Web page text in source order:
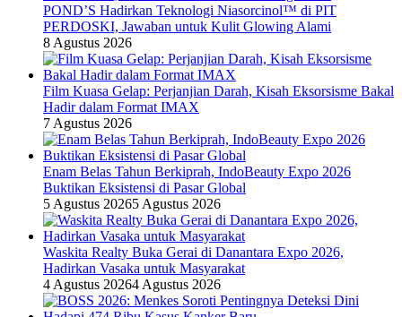
POND’S Hadirkan Teknologi Niasorcinol™ di PIT
PERDOSKI, Jawaban untuk Kulit Glowing Alami
8 Agustus 2026
Film Kuasa Gelap: Perjanjian Darah, Kisah Eksorsisme Bakal
Hadir dalam Format IMAX
7 Agustus 2026
Enam Belas Tahun Berkiprah, IndoBeauty Expo 2026
Buktikan Eksistensi di Pasar Global
5 Agustus 20265 Agustus 2026
Waskita Realty Buka Gerai di Danantara Expo 2026,
Hadirkan Vasaka untuk Masyarakat
4 Agustus 20264 Agustus 2026